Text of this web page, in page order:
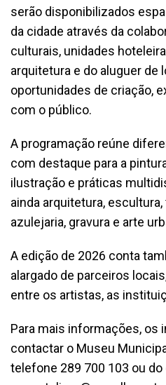
serão disponibilizados
da cidade através da
culturais, unidades
arquitetura e do aluguer de
oportunidades de criação,
com o público.
A programação reúne
com destaque para a
ilustração e práticas
ainda arquitetura,
azulejaria, gravura e arte
A edição de 2026 conta
alargado de parceiros
entre os artistas, as
Para mais informações, os
contactar o Museu
telefone 289 700 103 ou do